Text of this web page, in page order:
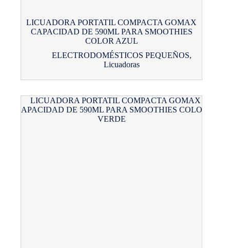
LICUADORA PORTATIL COMPACTA GOMAX
CAPACIDAD DE 590ML PARA SMOOTHIES
COLOR AZUL
ELECTRODOMÉSTICOS PEQUEÑOS,
Licuadoras